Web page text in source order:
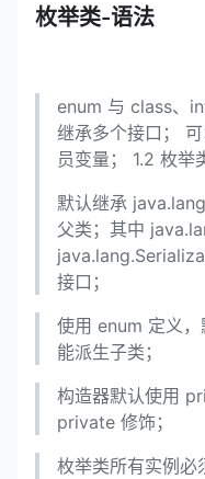
枚举类-语法
enum 与 class、
继承多个接口；
员变量； 1.2 枚举
默认继承
父类；其中
接口；
使用 enum 定义
能派生子类；
构造器默认使用
private 修饰；
枚举类所有实例必